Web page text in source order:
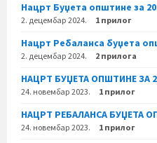
Нацрт Буџета општине за
2. децембар 2024. 1 прилог
Нацрт Ребаланса буџета
2. децембар 2024. 2 прилога
НАЦРТ БУЏЕТА ОПШТИНЕ ЗА
24. новембар 2023. 1 прилог
НАЦРТ РЕБАЛАНСА БУЏЕТА
24. новембар 2023. 1 прилог